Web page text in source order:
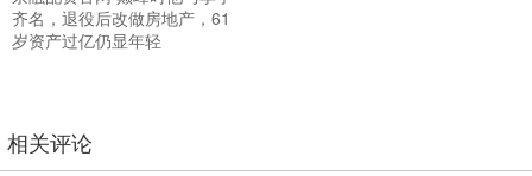
齐名，退役后改做房地产，61
岁资产过亿仍显年轻
相关评论